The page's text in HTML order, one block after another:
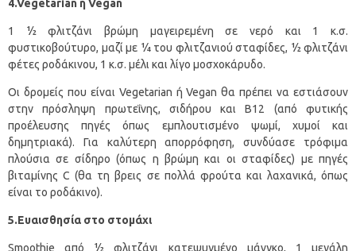
4.Vegetarian ή Vegan
1 ½ φλιτζάνι βρώμη μαγειρεμένη σε νερό και 1 κ.σ.
φυστικοβούτυρο, μαζί με ¼ του φλιτζανιού σταφίδες, ½ φλιτζάνι
φέτες ροδάκινου, 1 κ.σ. μέλι και λίγο μοσχοκάρυδο.
Οι δρομείς που είναι Vegetarian ή Vegan θα πρέπει να εστιάσουν
στην πρόσληψη πρωτεΐνης, σιδήρου και Β12 (από φυτικής
προέλευσης πηγές όπως εμπλουτισμένο ψωμί, χυμοί και
δημητριακά). Για καλύτερη απορρόφηση, συνδύασε τρόφιμα
πλούσια σε σίδηρο (όπως η βρώμη και οι σταφίδες) με πηγές
βιταμίνης C (θα τη βρεις σε πολλά φρούτα και λαχανικά, όπως
είναι το ροδάκινο).
5.Ευαισθησία στο στομάχι
Smoothie από ½ φλιτζάνι κατεψυγμένο μάνγκο, 1 μεγάλη